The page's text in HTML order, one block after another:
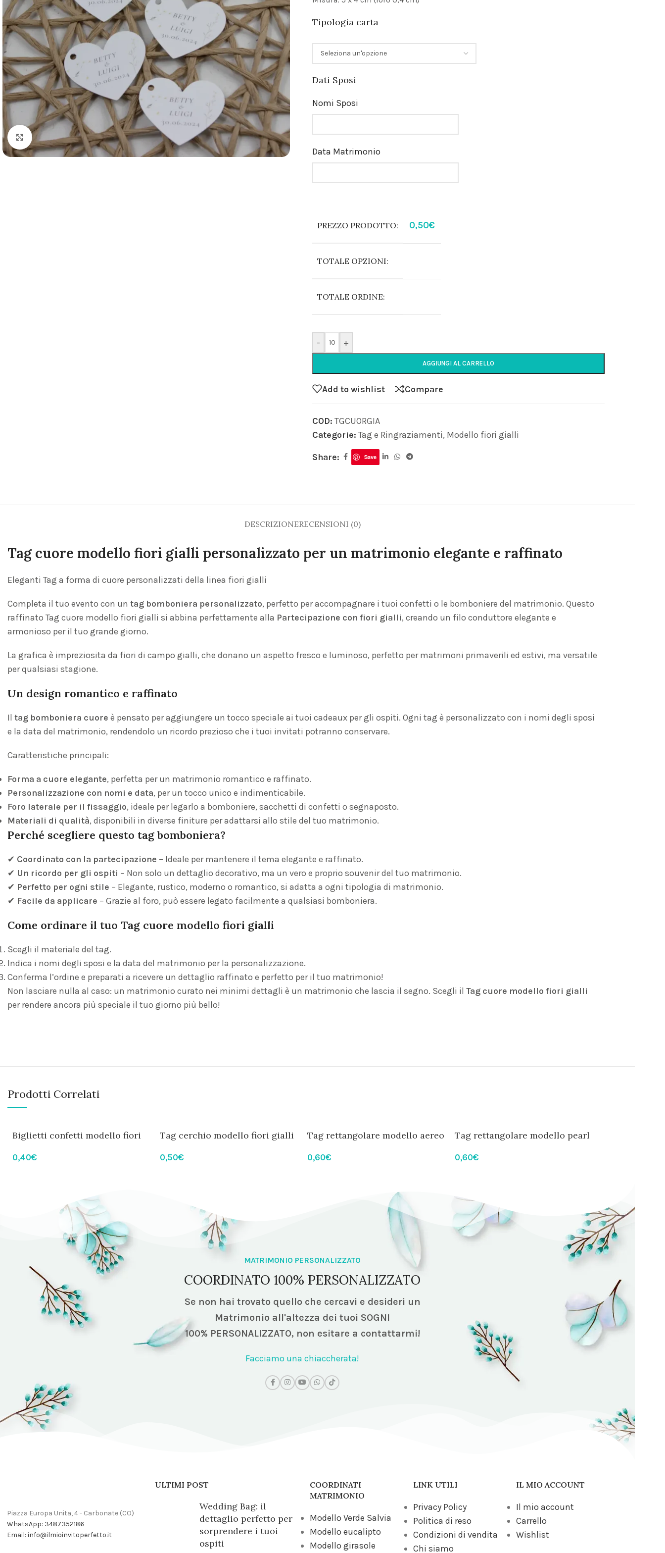
Click to enlarge
Tipologia carta
Dati Sposi
Nomi Sposi
Data Matrimonio
PREZZO PRODOTTO: 0,50€
TOTALE OPZIONI:
TOTALE ORDINE:
- +
AGGIUNGI AL CARRELLO
Add to wishlist Compare
COD: TGCUORGIA
Categorie: Tag e Ringraziamenti, Modello fiori gialli
Share: Save
DESCRIZIONERECENSIONI (0)
Tag cuore modello fiori gialli personalizzato per un matrimonio elegante e raffinato
Eleganti Tag a forma di cuore personalizzati della linea fiori gialli
Completa il tuo evento con un tag bomboniera personalizzato, perfetto per accompagnare i tuoi confetti o le bomboniere del matrimonio. Questo
raffinato Tag cuore modello fiori gialli si abbina perfettamente alla Partecipazione con fiori gialli, creando un filo conduttore elegante e
armonioso per il tuo grande giorno.
La grafica è impreziosita da fiori di campo gialli, che donano un aspetto fresco e luminoso, perfetto per matrimoni primaverili ed estivi, ma versatile
per qualsiasi stagione.
Un design romantico e raffinato
Il tag bomboniera cuore è pensato per aggiungere un tocco speciale ai tuoi cadeaux per gli ospiti. Ogni tag è personalizzato con i nomi degli sposi
e la data del matrimonio, rendendolo un ricordo prezioso che i tuoi invitati potranno conservare.
Caratteristiche principali:
Forma a cuore elegante, perfetta per un matrimonio romantico e raffinato.
Personalizzazione con nomi e data, per un tocco unico e indimenticabile.
Foro laterale per il fissaggio, ideale per legarlo a bomboniere, sacchetti di confetti o segnaposto.
Materiali di qualità, disponibili in diverse finiture per adattarsi allo stile del tuo matrimonio.
Perché scegliere questo tag bomboniera?
✔ Coordinato con la partecipazione – Ideale per mantenere il tema elegante e raffinato.
✔ Un ricordo per gli ospiti – Non solo un dettaglio decorativo, ma un vero e proprio souvenir del tuo matrimonio.
✔ Perfetto per ogni stile – Elegante, rustico, moderno o romantico, si adatta a ogni tipologia di matrimonio.
✔ Facile da applicare – Grazie al foro, può essere legato facilmente a qualsiasi bomboniera.
Come ordinare il tuo Tag cuore modello fiori gialli
Scegli il materiale del tag.
Indica i nomi degli sposi e la data del matrimonio per la personalizzazione.
Conferma l’ordine e preparati a ricevere un dettaglio raffinato e perfetto per il tuo matrimonio!
Non lasciare nulla al caso: un matrimonio curato nei minimi dettagli è un matrimonio che lascia il segno. Scegli il Tag cuore modello fiori gialli
per rendere ancora più speciale il tuo giorno più bello!
Prodotti Correlati
Biglietti confetti modello fiori
0,40€
Tag cerchio modello fiori gialli
0,50€
Tag rettangolare modello aereo
0,60€
Tag rettangolare modello pearl
0,60€
MATRIMONIO PERSONALIZZATO
COORDINATO 100% PERSONALIZZATO
Se non hai trovato quello che cercavi e desideri un
Matrimonio all'altezza dei tuoi SOGNI
100% PERSONALIZZATO, non esitare a contattarmi!
Facciamo una chiaccherata!
Piazza Europa Unita, 4 - Carbonate (CO)
WhatsApp: 3487352186
Email: info@ilmioinvitoperfetto.it
ULTIMI POST
Wedding Bag: il
dettaglio perfetto per
sorprendere i tuoi
ospiti
COORDINATI
MATRIMONIO
Modello Verde Salvia
Modello eucalipto
Modello girasole
LINK UTILI
Privacy Policy
Politica di reso
Condizioni di vendita
Chi siamo
IL MIO ACCOUNT
Il mio account
Carrello
Wishlist